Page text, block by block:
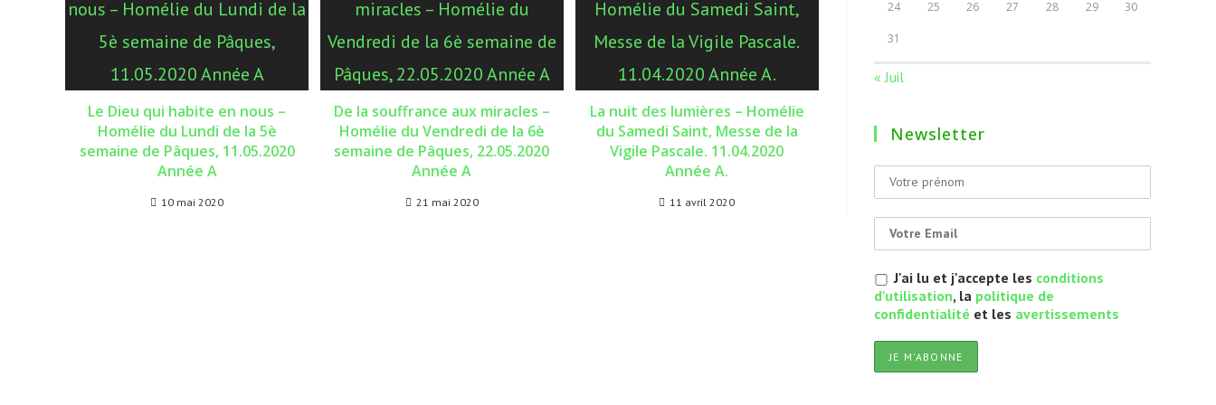
Le Dieu qui habite en nous –
Homélie du Lundi de la 5è
semaine de Pâques, 11.05.2020
Année A
10 mai 2020
De la souffrance aux miracles –
Homélie du Vendredi de la 6è
semaine de Pâques, 22.05.2020
Année A
21 mai 2020
La nuit des lumières – Homélie
du Samedi Saint, Messe de la
Vigile Pascale. 11.04.2020
Année A.
11 avril 2020
24 25 26 27 28 29 30
31
« Juil
Newsletter
J'ai lu et j'accepte les conditions
d'utilisation, la politique de
confidentialité et les avertissements